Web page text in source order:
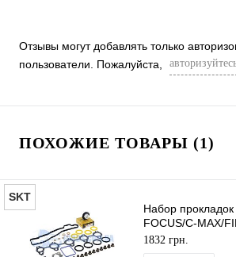
Отзывы могут добавлять только
пользователи. Пожалуйста,
ПОХОЖИЕ ТОВАРЫ (1)
SKT
Набор
FOCUS/C-MAX/
2012 (1.6TDCI)
1832 грн.